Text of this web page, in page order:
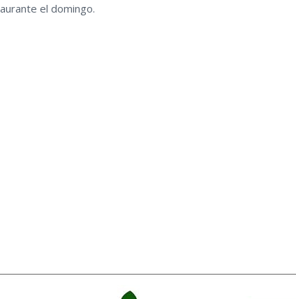
el domingo.